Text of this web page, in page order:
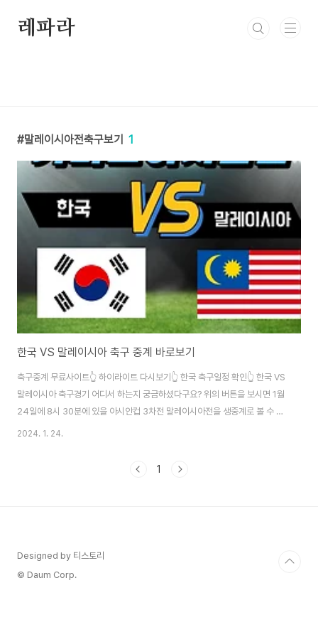
레파라
말레이시아전축구보기 1
한국 VS 말레이시아 축구 중계 바로보기
축구중계 무료사이트👆 하이라이트 다시보기👆 한국 축구일정 확인👆 한국 VS
말레이시아 축구경기 어디서 하는지 궁금하셨다구요? 위의 버튼을 보시면 1월
24일에 8시 30분에 있을 아시안컵 3차전 말레이시아전을 생중계로 볼 수 있
는 무료사이트가 있으니 바로 접속하셔서 흥미진진한 축구 경기 관람하시길 바
라며, 축구 하이라이트 다시보기와 우리 대한민국 국대 경기 일정도 확인 하실
2024. 1. 24.
1
Designed by 티스토리
© Daum Corp.